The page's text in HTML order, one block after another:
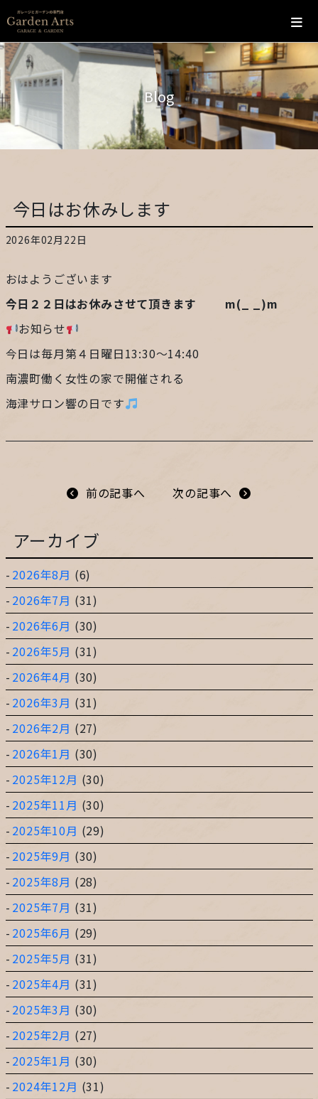
ホーム
会社概要
こだわり
施工実績
お問い合わせ
サイトマップ
片田舎の小さなカフェ ガーデンアーツ
Blog
今日はお休みします
2026年02月22日
おはようございます
今日２２日はお休みさせて頂きます m(_ _)m
お知らせ
今日は毎月第４日曜日13:30〜14:40
南濃町働く女性の家で開催される
海津サロン響の日です
前の記事へ 次の記事へ
アーカイブ
2026年8月 (6)
2026年7月 (31)
2026年6月 (30)
2026年5月 (31)
2026年4月 (30)
2026年3月 (31)
2026年2月 (27)
2026年1月 (30)
2025年12月 (30)
2025年11月 (30)
2025年10月 (29)
2025年9月 (30)
2025年8月 (28)
2025年7月 (31)
2025年6月 (29)
2025年5月 (31)
2025年4月 (31)
2025年3月 (30)
2025年2月 (27)
2025年1月 (30)
2024年12月 (31)